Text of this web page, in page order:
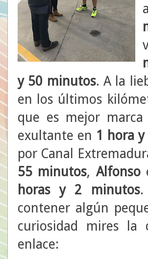
y 50 minutos. A la
en los últimos
que es mejor
exultante en 1 hora
por Canal
55 minutos, Alfonso
horas y 2
minutos.
contener algún
curiosidad mires la
enlace: